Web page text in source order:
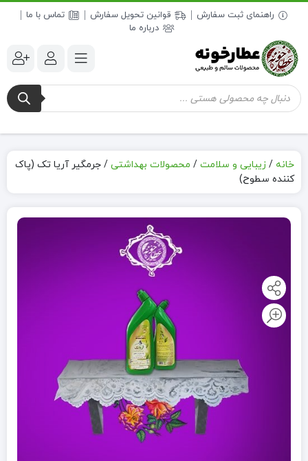
راهنمای ثبت سفارش قوانین تحویل سفارش
تماس با ما
درباره ما
جستجوی
محصولات
خانه / زیبایی و سلامت / محصولات بهداشتی / جرمگیر آریا تک (پاک
کننده سطوح)